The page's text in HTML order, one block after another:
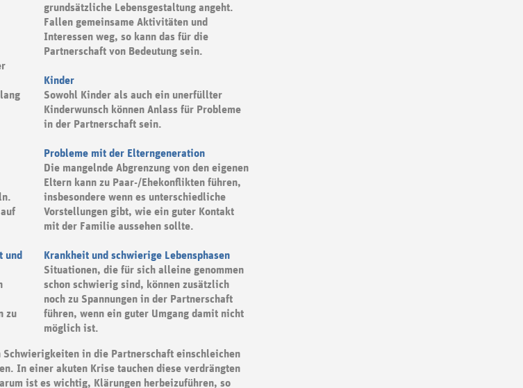
und
zu
grundsätzliche Lebensgestaltung angeht.
Fallen gemeinsame Aktivitäten und
Interessen weg, so kann das für die
Partnerschaft von Bedeutung sein.
Kinder
Sowohl Kinder als auch ein unerfüllter
Kinderwunsch können Anlass für Probleme
in der Partnerschaft sein.
Probleme mit der Elterngeneration
Die mangelnde Abgrenzung von den eigenen
Eltern kann zu Paar-/Ehekonflikten führen,
insbesondere wenn es unterschiedliche
Vorstellungen gibt, wie ein guter Kontakt
mit der Familie aussehen sollte.
Krankheit und schwierige Lebensphasen
Situationen, die für sich alleine genommen
schon schwierig sind, können zusätzlich
noch zu Spannungen in der Partnerschaft
führen, wenn ein guter Umgang damit nicht
möglich ist.
in die Partnerschaft einschleichen
In einer akuten Krise tauchen diese verdrängten
ist es wichtig, Klärungen herbeizuführen, so